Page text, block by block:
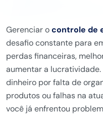
Gerenciar ocontrole de
desafio constante para
perdas financeiras,
aumentar a
dinheiro por falta de
produtos ou falhas na
você já enfrentou